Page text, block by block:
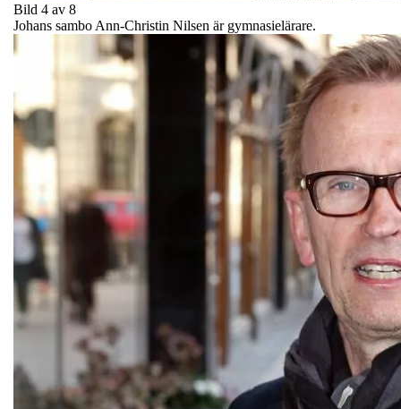
Bild 4 av 8
Johans sambo Ann-Christin Nilsen är gymnasielärare.